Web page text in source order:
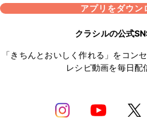
アプリをダウン
クラシルの公式
「きちんとおいしく作れる」をコン
レシピ動画を毎日配